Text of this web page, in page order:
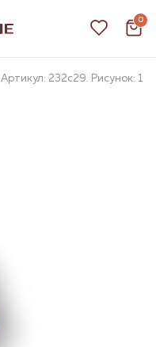
0
Артикул: 232с29. Рисунок: 1